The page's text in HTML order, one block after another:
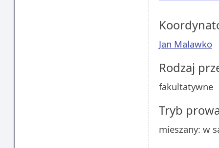
Jan Malawko
Rodzaj
fakultatywne
Tryb
mieszany: w